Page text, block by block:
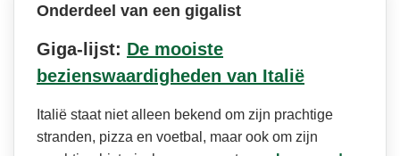
Onderdeel van een gigalist
Giga-lijst: De mooiste
bezienswaardigheden van Italië
Italië staat niet alleen bekend om zijn prachtige
stranden, pizza en voetbal, maar ook om zijn